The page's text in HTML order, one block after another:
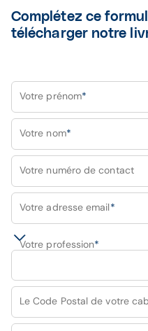
Complétez ce
télécharger notre
Votre prénom*
Votre nom*
Votre numéro de contact
Votre adresse email*
Votre profession*
Le Code Postal de votre